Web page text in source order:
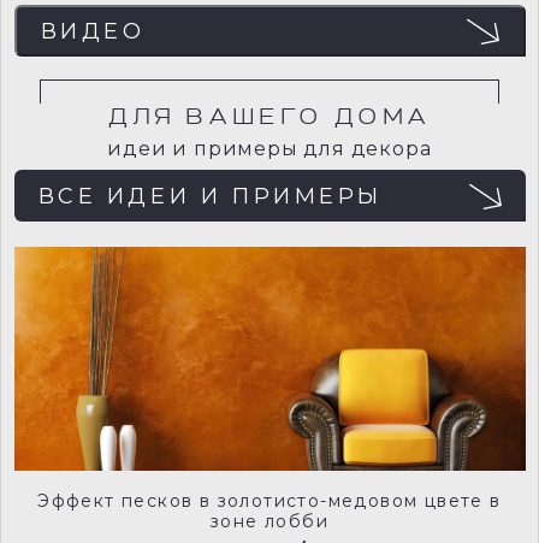
ЦВЕТА
Отображение цвета на мониторе может не
совпадать с реальным, поэтому рекомендуем
заказывать пробный образец (выкрас) для точного
определения цвета.
RVD0004 RVD0003
RVD0006
ВИДЕО
ДЛЯ ВАШЕГО ДОМА
идеи и примеры для декора
ВСЕ ИДЕИ И ПРИМЕРЫ
Эффект песков в золотисто-медовом цвете в
зоне лобби